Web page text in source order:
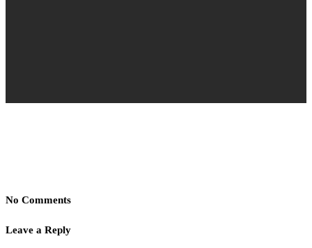
No Comments
Leave a Reply